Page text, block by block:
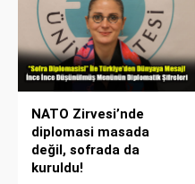
NATO Zirvesi’nde
diplomasi masada
değil, sofrada da
kuruldu!